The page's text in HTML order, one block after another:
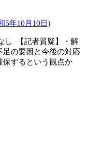
5年10月10日)
し 【記者質疑】・解
の要因と今後の対応
保するという観点か